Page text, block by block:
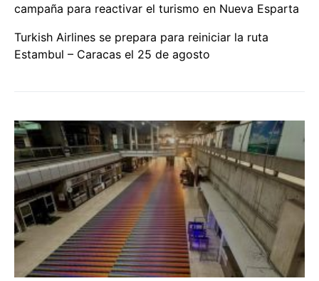
campaña para reactivar el turismo en Nueva Esparta
Turkish Airlines se prepara para reiniciar la ruta
Estambul – Caracas el 25 de agosto